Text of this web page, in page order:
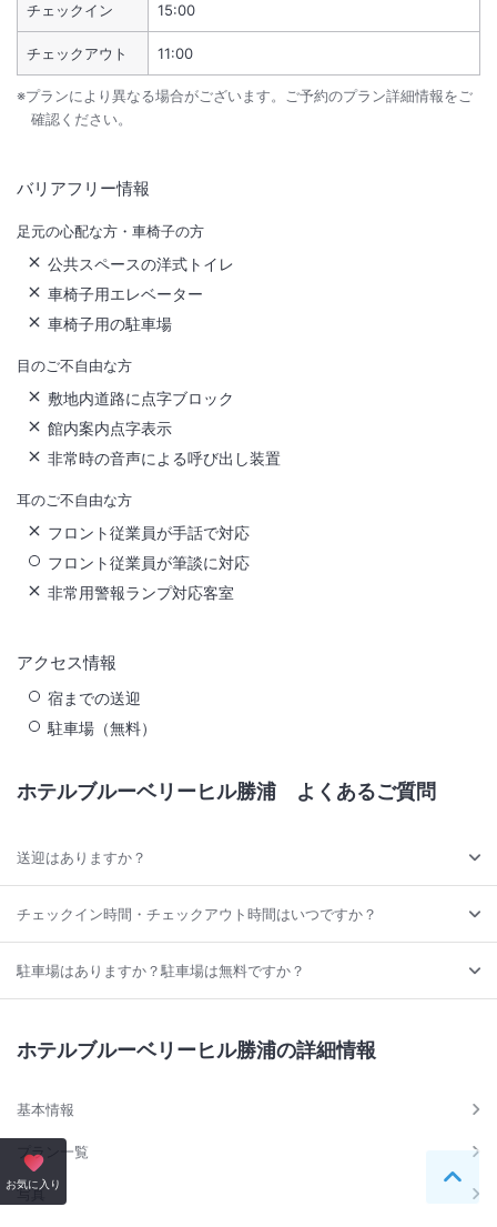
チェックイン 15:00
チェックアウト 11:00
※プランにより異なる場合がございます。ご予約のプラン詳細情報をご
確認ください。
バリアフリー情報
足元の心配な方・車椅子の方
公共スペースの洋式トイレ
車椅子用エレベーター
車椅子用の駐車場
目のご不自由な方
敷地内道路に点字ブロック
館内案内点字表示
非常時の音声による呼び出し装置
耳のご不自由な方
フロント従業員が手話で対応
フロント従業員が筆談に対応
非常用警報ランプ対応客室
アクセス情報
宿までの送迎
駐車場（無料）
お気に入り ペー
ホテルブルーベリーヒル勝浦 よくあるご質問
送迎はありますか？
チェックイン時間・チェックアウト時間はいつですか？
駐車場はありますか？駐車場は無料ですか？
ホテルブルーベリーヒル勝浦の詳細情報
基本情報
プラン一覧
写真